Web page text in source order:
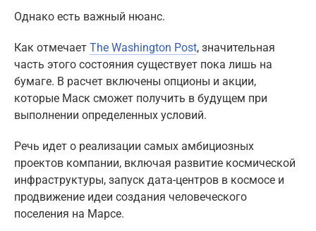
Однако есть важный нюанс.
Как отмечает The Washington Post, значительная
часть этого состояния существует пока лишь на
бумаге. В расчет включены опционы и акции,
которые Маск сможет получить в будущем при
выполнении определенных условий.
Речь идет о реализации самых амбициозных
проектов компании, включая развитие космической
инфраструктуры, запуск дата-центров в космосе и
продвижение идеи создания человеческого
поселения на Марсе.